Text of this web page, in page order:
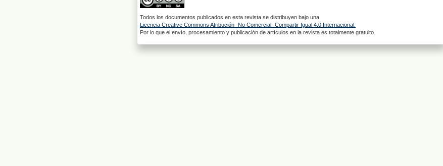
Todos los documentos publicados en esta revista se distribuyen bajo una
Licencia Creative Commons Atribución -No Comercial- Compartir Igual 4.0 Internacional.
Por lo que el envío, procesamiento y publicación de artículos en la revista es totalmente gratuito.